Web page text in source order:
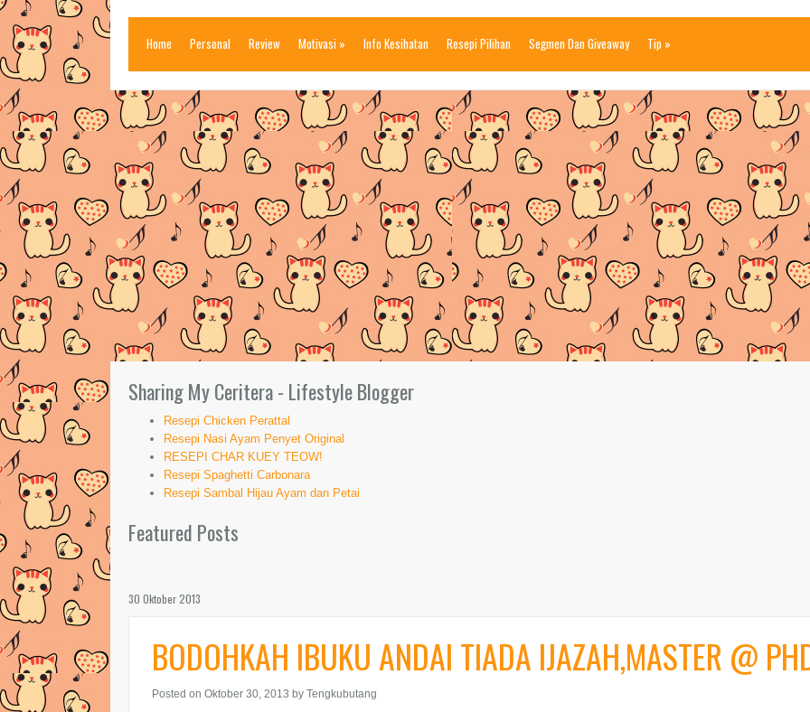
Home Personal Review Motivasi » Info Kesihatan Resepi Pilihan Segmen Dan Giveaway Tip »
Sharing My Ceritera - Lifestyle Blogger
Resepi Chicken Perattal
Resepi Nasi Ayam Penyet Original
RESEPI CHAR KUEY TEOW!
Resepi Spaghetti Carbonara
Resepi Sambal Hijau Ayam dan Petai
Featured Posts
30 Oktober 2013
BODOHKAH IBUKU ANDAI TIADA IJAZAH,MASTER @
Posted on Oktober 30, 2013 by Tengkubutang